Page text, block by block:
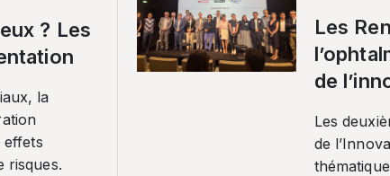
? Les
la
effets
risques.
Les
de
Les
de